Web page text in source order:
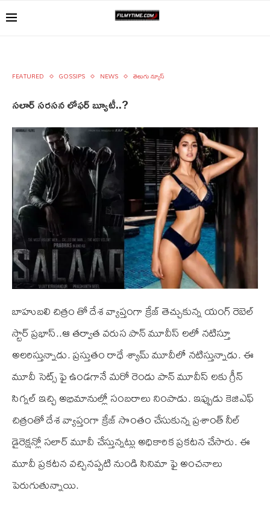
FEATURED GOSSIPS NEWS తెలుగు న్యూస్
సలార్ సరసన లోఫర్ బ్యూటీ..?
బాహుబలి చిత్రం తో దేశ వ్యాప్తంగా క్రేజ్ తెచ్చుకున్న యంగ్ రెబెల్
స్టార్ ప్రభాస్..ఆ తర్వాత వరుస పాన్ మూవీస్ లలో నటిస్తూ
అలరిస్తున్నాడు. ప్రస్తుతం రాధే శ్యామ్ మూవీలో నటిస్తున్నాడు. ఈ
మూవీ సెట్స్ ఫై ఉండగానే మరో రెండు పాన్ మూవీస్ లకు గ్రీన్
సిగ్నల్ ఇచ్చి అభిమానుల్లో సంబరాలు నింపాడు. ఇప్పుడు కెజిఎఫ్
చిత్రంతో దేశ వ్యాప్తంగా క్రేజ్ సొంతం చేసుకున్న ప్రశాంత్ నీల్
డైరెక్షన్లో సలార్ మూవీ చేస్తున్నట్లు అధికారిక ప్రకటన చేసారు. ఈ
మూవీ ప్రకటన వచ్చినప్పటి నుండి సినిమా ఫై అంచనాలు
పెరుగుతున్నాయి.